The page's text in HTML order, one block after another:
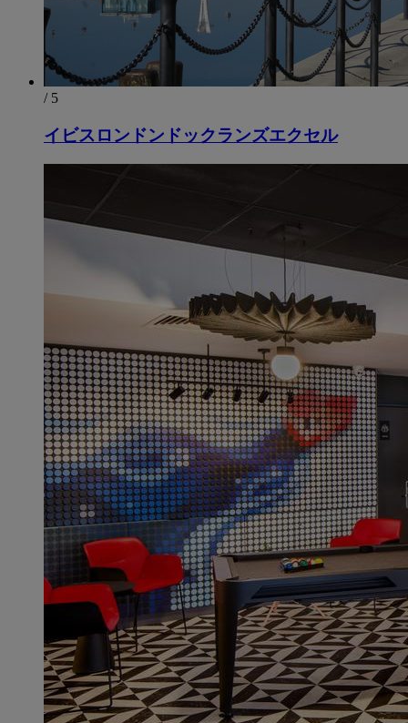
/ 5
イビスロンドンドックランズエクセル